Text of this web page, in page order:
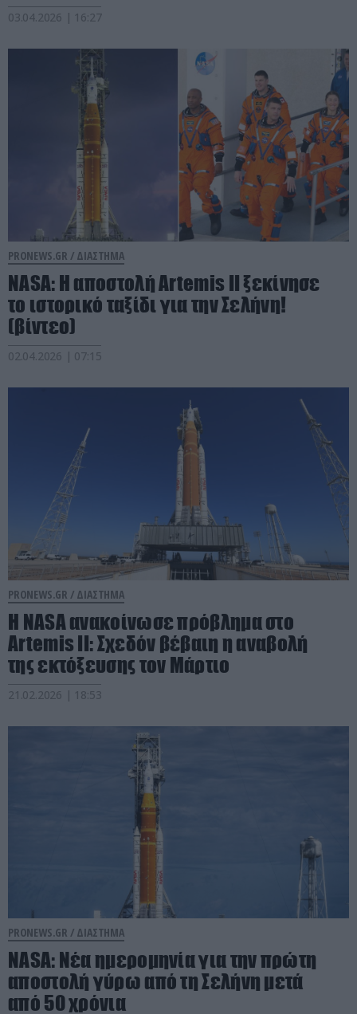
03.04.2026 | 16:27
PRONEWS.GR / ΔΙΑΣΤΗΜΑ
NASA: Η αποστολή Artemis II ξεκίνησε
το ιστορικό ταξίδι για την Σελήνη!
(βίντεο)
02.04.2026 | 07:15
PRONEWS.GR / ΔΙΑΣΤΗΜΑ
Η NASA ανακοίνωσε πρόβλημα στο
Artemis II: Σχεδόν βέβαιη η αναβολή
της εκτόξευσης τον Μάρτιο
21.02.2026 | 18:53
PRONEWS.GR / ΔΙΑΣΤΗΜΑ
ΝASA: Νέα ημερομηνία για την πρώτη
αποστολή γύρω από τη Σελήνη μετά
από 50 χρόνια